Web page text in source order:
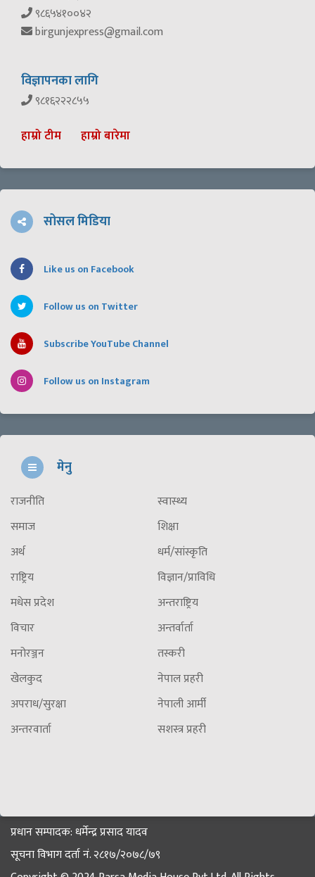
९८६५४१००४२
birgunjexpress@gmail.com
विज्ञापनका लागि
९८१६२२२८५५
हाम्रो टीम हाम्रो बारेमा
सोसल मिडिया
Like us on Facebook
Follow us on Twitter
Subscribe YouTube Channel
Follow us on Instagram
मेनु
राजनीति
समाज
अर्थ
राष्ट्रिय
मधेस प्रदेश
विचार
मनोरञ्जन
खेलकुद
अपराध/सुरक्षा
अन्तरवार्ता
स्वास्थ्य
शिक्षा
धर्म/सांस्कृति
विज्ञान/प्राविधि
अन्तराष्ट्रिय
अन्तर्वार्ता
तस्करी
नेपाल प्रहरी
नेपाली आर्मी
सशस्त्र प्रहरी
प्रधान सम्पादक: धर्मेन्द्र प्रसाद यादव
सूचना विभाग दर्ता नं. २८१७/२०७८/७९